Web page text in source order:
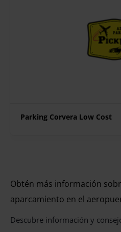
Parking Corvera Low Cost
Obtén más información
aparcamiento en el
Descubre información y